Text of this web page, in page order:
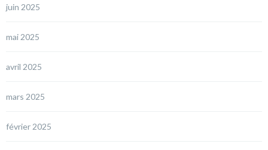
juin 2025
mai 2025
avril 2025
mars 2025
février 2025